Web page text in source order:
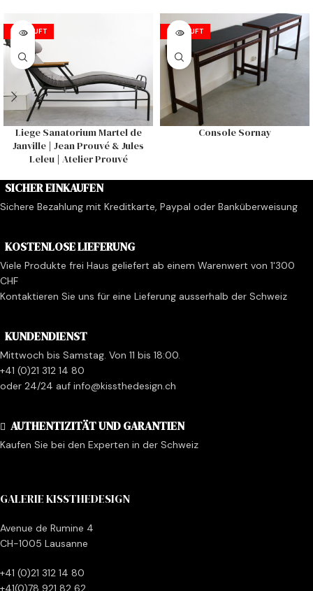
VERKAUFT
Liege Sanatorium Martel de
Janville | Jean Prouvé & Jules
Leleu | Atelier Prouvé
VERKAUFT
Console Sornay
SICHER EINKAUFEN
Sichere Bezahlung mit Kreditkarte, Paypal oder Banküberweisung
KOSTENLOSE LIEFERUNG
Viele Produkte frei Haus geliefert ab einem Warenwert von 1'300
CHF
Kontaktieren Sie uns für eine Lieferung ausserhalb der Schweiz
KUNDENDIENST
Mittwoch bis Samstag. Von 11 bis 18:00.
+41 (0)21 312 14 80
oder 24/24 auf info@kissthedesign.ch
AUTHENTIZITÄT UND GARANTIEN
Kaufen Sie bei den Experten in der Schweiz
GALERIE KISSTHEDESIGN
Avenue de Rumine 4
CH-1005 Lausanne
+41 (0)21 312 14 80
+41(0)78 921 82 62